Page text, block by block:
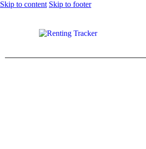
Skip to content Skip to footer